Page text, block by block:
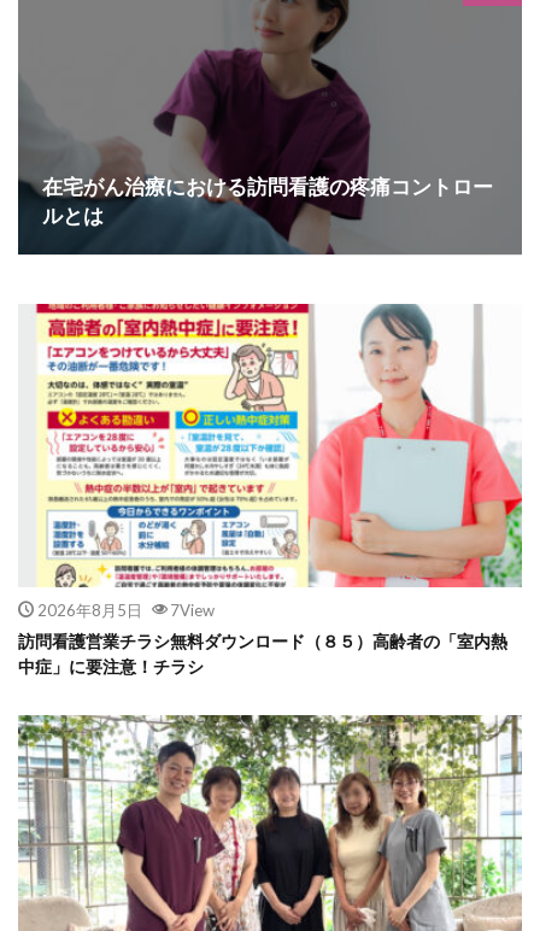
在宅がん治療における訪問看護の疼痛コントロー
ルとは
2026年8月5日 7View
訪問看護営業チラシ無料ダウンロード（８５）高齢者の「室内熱
中症」に要注意！チラシ